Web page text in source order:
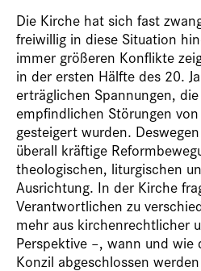
Die Kirche hat sich fast
freiwillig in diese Situation
immer größeren Konflikte
in der ersten Hälfte des 20.
erträglichen Spannungen,
empfindlichen Störungen
gesteigert wurden.
überall kräftige
theologischen, liturgischen
Ausrichtung. In der Kirche
Verantwortlichen zu
mehr aus kirchenrechtlicher
Perspektive –, wann und wie
Konzil abgeschlossen